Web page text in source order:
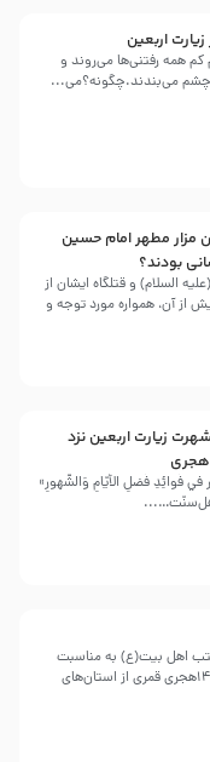
اربعین
کم همه رفتنی‌ها می‌روند و
چشم می‌بندند.چگونه؟می‌...
مزار مطهر امام حسین
بودند؟
السلام) و قتلگاه ایشان از
آن، همواره مورد توجه و
زیارت اربعین نزد
في فَوائِدِ فَضلِ الأيّامِ وَالشُّهورِ»
اهل بیت(ع) به مناسبت
اربعین حسینی سال ۱۴۴۲هجری قمری از استان‌های